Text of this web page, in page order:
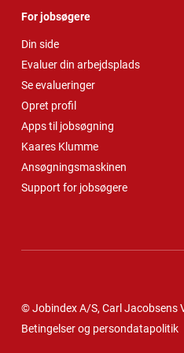
For jobsøgere
Din side
Evaluer din arbejdsplads
Se evalueringer
Opret profil
Apps til jobsøgning
Kaares Klumme
Ansøgningsmaskinen
Support for jobsøgere
© Jobindex A/S, Carl Jacobsens
Betingelser og persondatapolitik